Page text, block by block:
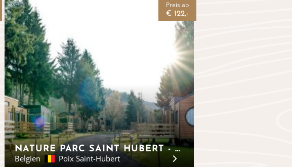
NATURE PARC SAINT HUBERT - TINY-HOUSES, ARDENNEN
Belgien Poix Saint-Hubert
Preis ab
€ 122,-